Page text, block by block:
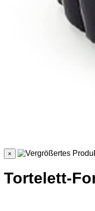
×
Tortelett-